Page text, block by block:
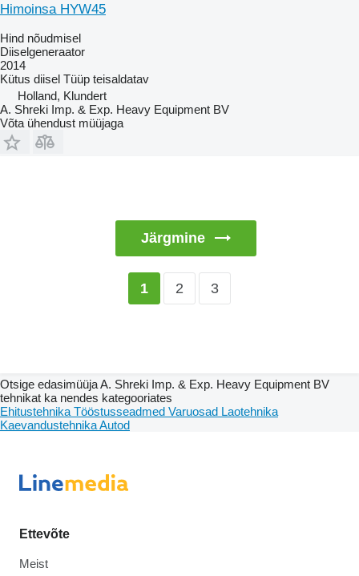
Himoinsa HYW45
Hind nõudmisel
Diiselgeneraator
2014
Kütus diisel Tüüp teisaldatav
Holland, Klundert
A. Shreki Imp. & Exp. Heavy Equipment BV
Võta ühendust müüjaga
Järgmine
1 2 3
Otsige edasimüüja A. Shreki Imp. & Exp. Heavy Equipment BV
tehnikat ka nendes kategooriates
Ehitustehnika Tööstusseadmed Varuosad Laotehnika
KaevandustehnikaAutod
Ettevõte
Meist